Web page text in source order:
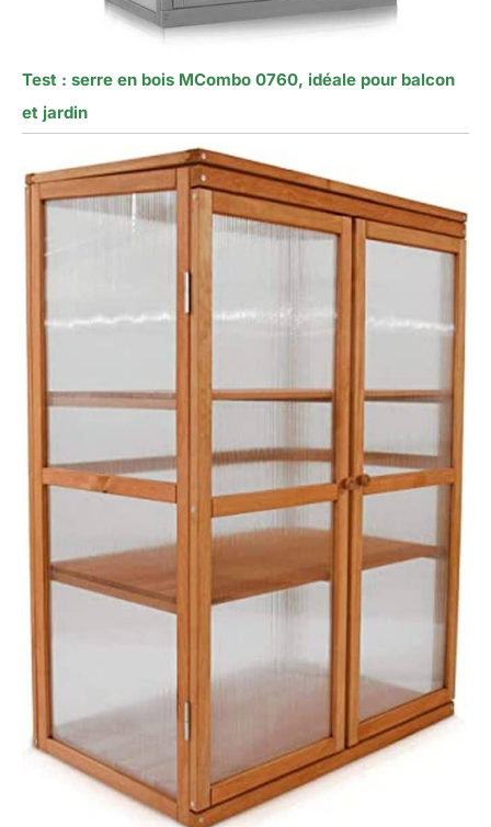
Test : serre en bois MCombo 0760, idéale pour balcon
et jardin